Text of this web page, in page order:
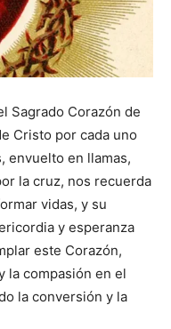
Sagrado Corazón de
Cristo por cada uno
envuelto en llamas,
la cruz, nos recuerda
vidas, y su
y esperanza
este Corazón,
la compasión en el
la conversión y la